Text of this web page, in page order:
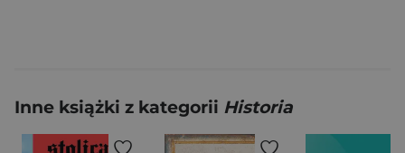
Inne książki z kategorii Historia